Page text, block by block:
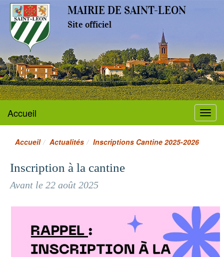
MAIRIE DE SAINT-LEON
Site officiel
Menu
Accueil
Accueil Actualités Inscriptions Cantine 2025-2026
Inscription à la cantine
Avant le 22 août 2025